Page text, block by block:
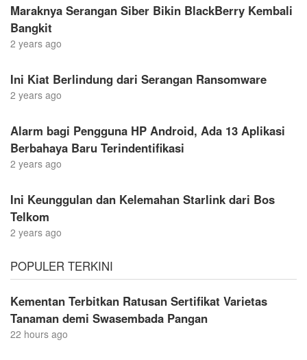
Maraknya Serangan Siber Bikin BlackBerry Kembali
Bangkit
2 years ago
Ini Kiat Berlindung dari Serangan Ransomware
2 years ago
Alarm bagi Pengguna HP Android, Ada 13 Aplikasi
Berbahaya Baru Terindentifikasi
2 years ago
Ini Keunggulan dan Kelemahan Starlink dari Bos
Telkom
2 years ago
POPULER TERKINI
Kementan Terbitkan Ratusan Sertifikat Varietas
Tanaman demi Swasembada Pangan
22 hours ago